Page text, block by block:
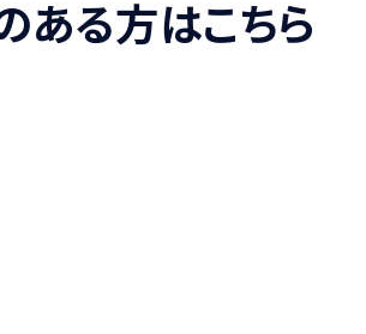
ある方はこちら